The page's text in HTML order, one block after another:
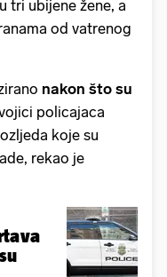
tri ubijene žene, a
od vatrenog
nakon što su
policajaca
koje su
rekao je